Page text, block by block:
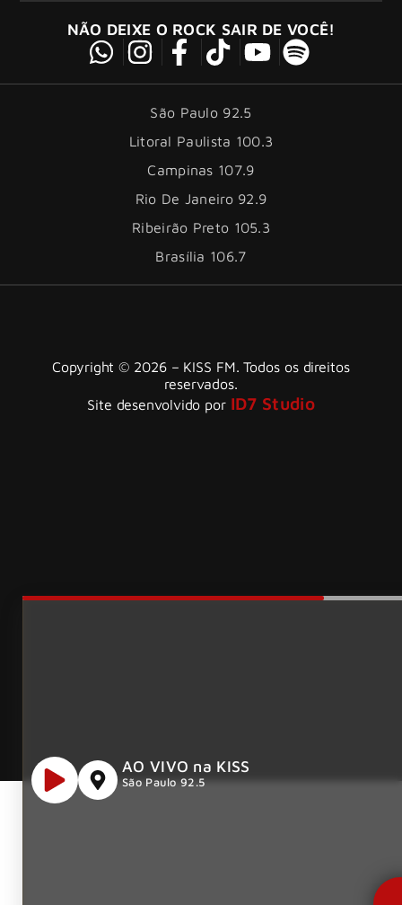
NÃO DEIXE O ROCK SAIR DE VOCÊ!
São Paulo 92.5
Litoral Paulista 100.3
Campinas 107.9
Rio De Janeiro 92.9
Ribeirão Preto 105.3
Brasília 106.7
Copyright © 2026 – KISS FM. Todos os direitos
reservados.
Site desenvolvido por ID7 Studio
AO VIVO na KISS
São Paulo 92.5